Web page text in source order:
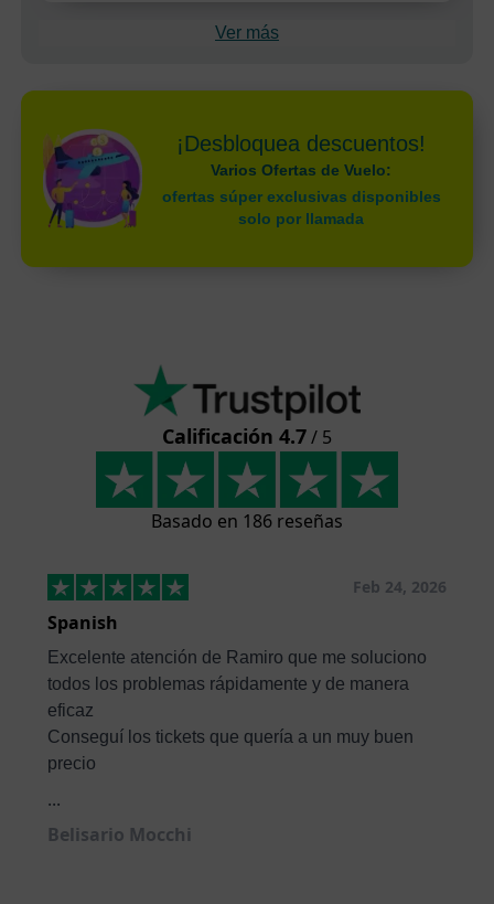
Ver más
¡Desbloquea descuentos!
Varios Ofertas de Vuelo:
ofertas súper exclusivas disponibles
solo por llamada
Calificación 4.7/ 5
Basado en 186 reseñas
Feb 24, 2026
Spanish
Excelente atención de Ramiro que me soluciono
todos los problemas rápidamente y de manera
eficaz
Conseguí los tickets que quería a un muy buen
precio
...
Belisario Mocchi